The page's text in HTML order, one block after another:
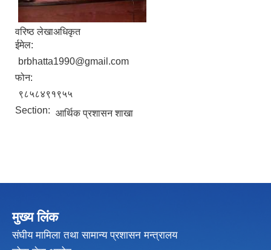
वरिष्ठ लेखाअधिकृत
ईमेल:
brbhatta1990@gmail.com
फोन:
९८५८४९१९५५
Section: आर्थिक प्रशासन शाखा
मुख्य लिंक
संघीय मामिला तथा सामान्य प्रशासन मन्त्रालय